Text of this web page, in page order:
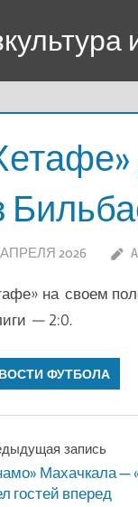
АПРЕЛЯ 2026
на своем
— 2:0.
ФУТБОЛА
запись
Махачкала —
гостей вперед